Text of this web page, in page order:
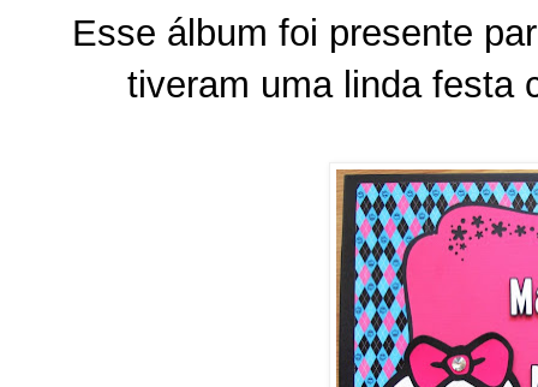
Esse álbum foi presente
tiveram uma linda festa